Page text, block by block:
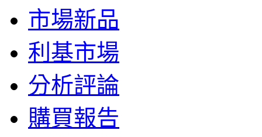
市場新品
利基市場
分析評論
購買報告